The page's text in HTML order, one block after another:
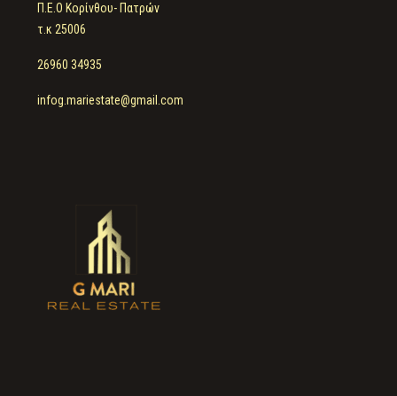
Π.Ε.Ο Κορίνθου- Πατρών
τ.κ 25006
26960 34935
infog.mariestate@gmail.com